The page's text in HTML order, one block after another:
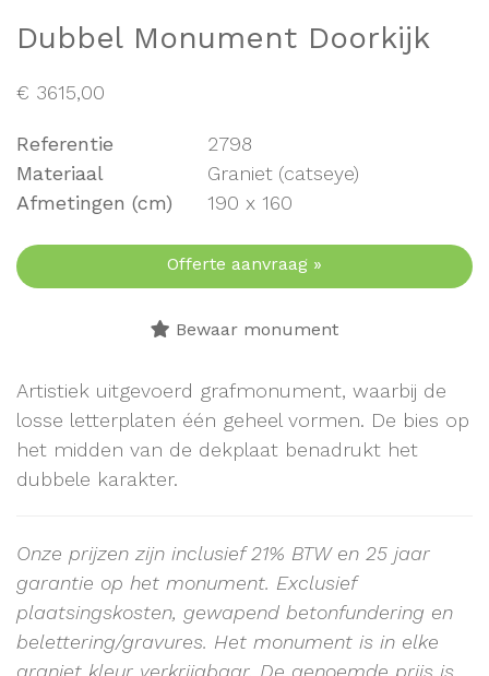
Dubbel Monument Doorkijk
€ 3615,00
Referentie
2798
Materiaal
Graniet (catseye)
Afmetingen (cm)
190 x 160
Offerte aanvraag »
Bewaar monument
Artistiek uitgevoerd grafmonument, waarbij de
losse letterplaten één geheel vormen. De bies op
het midden van de dekplaat benadrukt het
dubbele karakter.
Onze prijzen zijn inclusief 21% BTW en 25 jaar
garantie op het monument. Exclusief
plaatsingskosten, gewapend betonfundering en
belettering/gravures. Het monument is in elke
graniet kleur verkrijgbaar. De genoemde prijs is